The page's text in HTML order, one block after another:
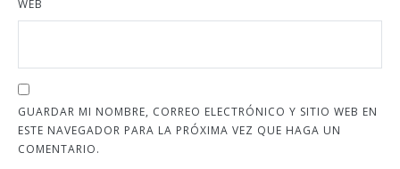
WEB
GUARDAR MI NOMBRE, CORREO ELECTRÓNICO Y SITIO WEB EN
ESTE NAVEGADOR PARA LA PRÓXIMA VEZ QUE HAGA UN
COMENTARIO.